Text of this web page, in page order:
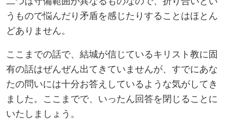
うもので悩んだり矛盾を感じたりすることはほとん
どありません。
ここまでの話で、結城が信じているキリスト教に固
有の話はぜんぜん出てきていませんが、すでにあな
たの問いには十分お答えしているような気がしてき
ました。ここまでで、いったん回答を閉じることに
いたしましょう。